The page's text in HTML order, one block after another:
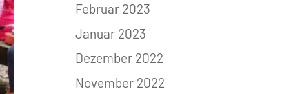
Februar 2023
Januar 2023
Dezember 2022
November 2022